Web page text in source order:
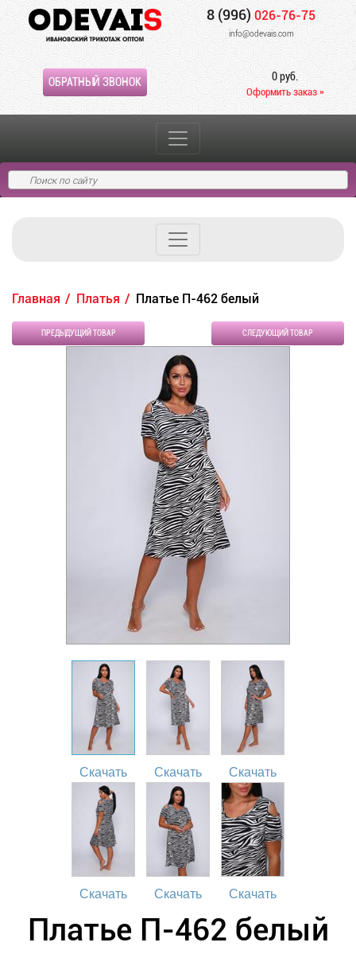
8 (996) 026-76-75
info@odevais.com
ОБРАТНЫЙ ЗВОНОК 0 руб.
Оформить заказ »
Главная Платья Платье П-462 белый
ПРЕДЫДУЩИЙ ТОВАР СЛЕДУЮЩИЙ ТОВАР
Скачать Скачать Скачать
Скачать Скачать Скачать
Платье П-462 белый